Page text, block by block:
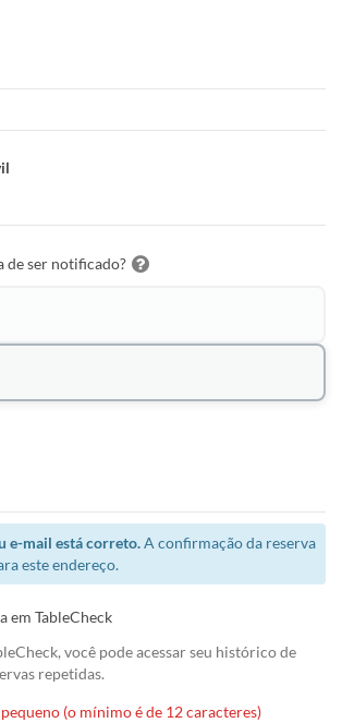
de ser notificado?
e-mail está correto.A confirmação da reserva
este endereço.
em TableCheck
você pode acessar seu histórico de
repetidas.
(o mínimo é de 12 caracteres)